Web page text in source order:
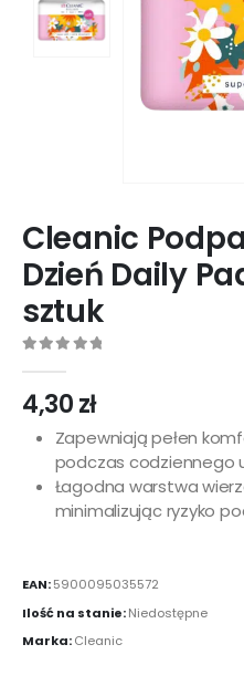
Cleanic
Dzień Daily
sztuk
4,30zł
Zapewniają pełen
podczas codziennego
Łagodna warstwa
minimalizując ryzyko
EAN:5900095035572
Ilość na stanie:Niedostępne
Marka:Cleanic